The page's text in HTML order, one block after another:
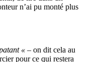
n’ai pu monté plus
« – on dit cela au
pour ce qui restera